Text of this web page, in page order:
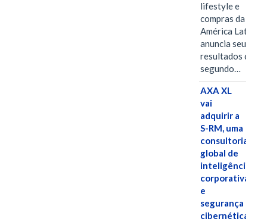
lifestyle e
compras da
América Latina
anuncia seus
resultados do
segundo…
AXA XL
vai
adquirir a
S-RM, uma
consultoria
global de
inteligência
corporativa
e
segurança
cibernética